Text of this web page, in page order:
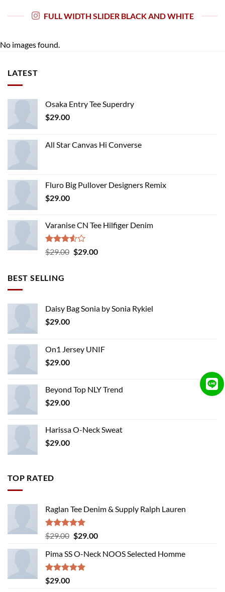
FULL WIDTH SLIDER BLACK AND WHITE
No images found.
LATEST
Osaka Entry Tee Superdry
$29.00
All Star Canvas Hi Converse
Fluro Big Pullover Designers Remix
$29.00
Varanise CN Tee Hilfiger Denim
Rated
3.50
$29.00 Original
$29.00Current
BEST SELLING
Daisy Bag Sonia by Sonia Rykiel
$29.00
On1 Jersey UNIF
$29.00
Beyond Top NLY Trend
$29.00
Harissa O-Neck Sweat
$29.00
TOP RATED
Raglan Tee Denim & Supply Ralph Lauren
Rated5.00
out of 5
$29.00 Original
was:
$29.00.
$29.00Current
is:
Pima SS O-Neck NOOS Selected Homme
Rated5.00
out of 5
$29.00